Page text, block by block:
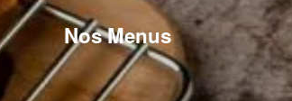
Nos Menus